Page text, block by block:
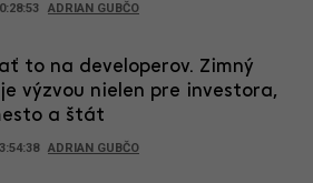
ADRIAN GUBČO
to na developerov. Zimný
výzvou nielen pre investora,
a štát
ADRIAN GUBČO